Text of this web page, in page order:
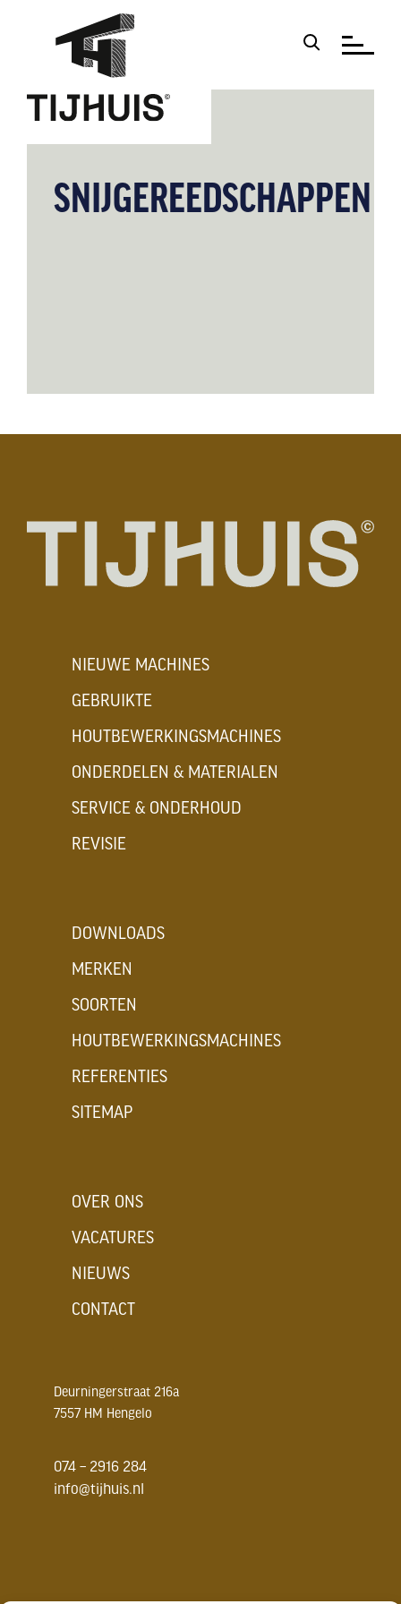
SNIJGEREEDSCHAPPEN
NIEUWE MACHINES
GEBRUIKTE
HOUTBEWERKINGSMACHINES
ONDERDELEN & MATERIALEN
SERVICE & ONDERHOUD
REVISIE
DOWNLOADS
MERKEN
SOORTEN
HOUTBEWERKINGSMACHINES
REFERENTIES
SITEMAP
OVER ONS
VACATURES
NIEUWS
CONTACT
Deurningerstraat 216a
7557 HM Hengelo
074 – 2916 284
info@tijhuis.nl